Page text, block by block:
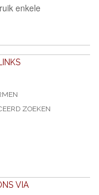
enkele
ZOEKEN
VIA